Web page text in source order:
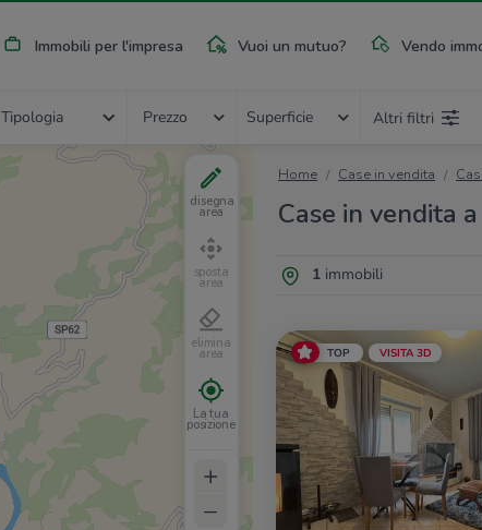
Immobili per l'impresa Vuoi un mutuo? Vendo
Tipologia Prezzo Superficie Altri filtri
Home Case in vendita
Case in vendita
1immobili
TOP VISITA 3D
disegna
area
sposta
area
elimina
area
La tua
posizione
+
–